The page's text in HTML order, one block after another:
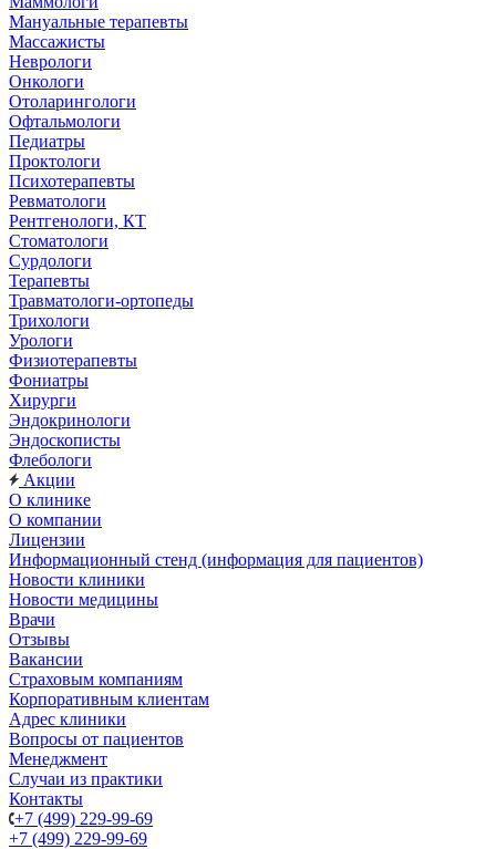
Мануальные терапевты
Массажисты
Неврологи
Онкологи
Отоларингологи
Офтальмологи
Педиатры
Проктологи
Психотерапевты
Ревматологи
Рентгенологи, КТ
Стоматологи
Сурдологи
Терапевты
Травматологи-ортопеды
Трихологи
Урологи
Физиотерапевты
Фониатры
Хирурги
Эндокринологи
Эндоскописты
Флебологи
Акции
О клинике
О компании
Лицензии
Информационный стенд (информация для пациентов)
Новости клиники
Новости медицины
Врачи
Отзывы
Вакансии
Страховым компаниям
Корпоративным клиентам
Адрес клиники
Вопросы от пациентов
Менеджмент
Случаи из практики
Контакты
+7 (499) 229-99-69
+7 (499) 229-99-69